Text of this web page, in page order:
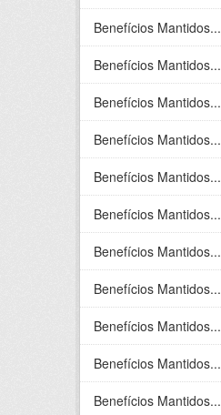
Benefícios Mantidos...
Benefícios Mantidos...
Benefícios Mantidos...
Benefícios Mantidos...
Benefícios Mantidos...
Benefícios Mantidos...
Benefícios Mantidos...
Benefícios Mantidos...
Benefícios Mantidos...
Benefícios Mantidos...
Benefícios Mantidos...